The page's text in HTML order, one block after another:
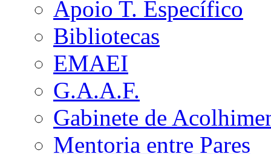
Apoio T. Específico
Bibliotecas
EMAEI
G.A.A.F.
Gabinete de
Mentoria entre Pares